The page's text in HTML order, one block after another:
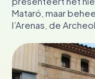
Tickets
ES
IT
Mataró, maar
l’Arenas, de